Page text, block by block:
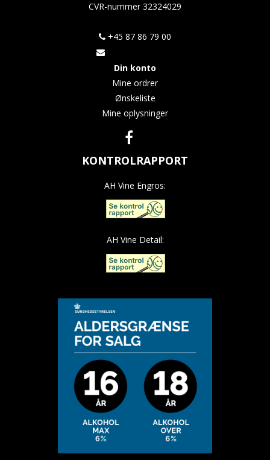
CVR-nummer32324029
+45 87 86 79 00
Din konto
Mine ordrer
Ønskeliste
Mine oplysninger
KONTROLRAPPORT
AH Vine Engros:
AH Vine Detail: